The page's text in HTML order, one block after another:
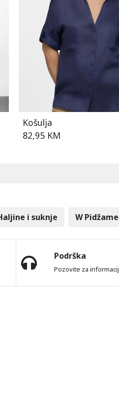
Košulja
82,95 KM
i suknje W Pidžame
Podrška
Pozovite za